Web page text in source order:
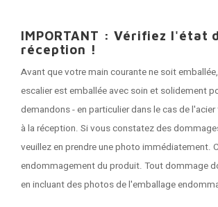
IMPORTANT : Vérifiez l'état
réception !
Avant que votre main courante ne soit
escalier est emballée avec soin et solidement
demandons - en particulier dans le cas de
à la réception. Si vous constatez des
veuillez en prendre une photo immédiatement.
endommagement du produit. Tout dommage
en incluant des photos de l'emballage